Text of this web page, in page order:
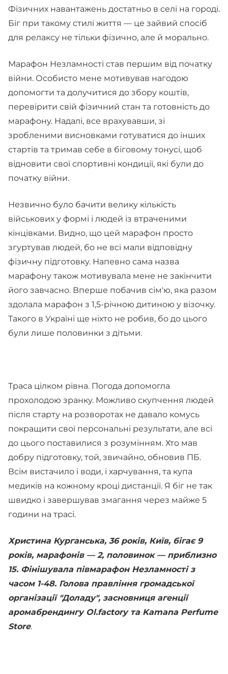
Фізичних навантажень достатньо в селі на городі.
Біг при такому стилі життя — це зайвий спосіб
для релаксу не тільки фізично, але й морально.
Марафон Незламності став першим від початку
війни. Особисто мене мотивував нагодою
допомогти та долучитися до збору коштів,
перевірити свій фізичний стан та готовність до
марафону. Надалі, все врахувавши, зі
зробленими висновками готуватися до інших
стартів та тримав себе в біговому тонусі, щоб
відновити свої спортивні кондиції, які були до
початку війни.
Незвично було бачити велику кількість
військових у формі і людей із втраченими
кінцівками. Видно, що цей марафон просто
згуртував людей, бо не всі мали відповідну
фізичну підготовку. Напевно сама назва
марафону також мотивувала мене не закінчити
його завчасно. Вперше побачив сім'ю, яка разом
здолала марафон з 1,5-річною дитиною у візочку.
Такого в Україні ще ніхто не робив, бо до цього
були лише половинки з дітьми.
Траса цілком рівна. Погода допомогла
прохолодою зранку. Можливо скупчення людей
після старту на розворотах не давало комусь
покращити свої персональні результати, але всі
до цього поставилися з розумінням. Хто мав
добру підготовку, той, звичайно, обновив ПБ.
Всім вистачило і води, і харчування, та купа
медиків на кожному кроці дистанції. Я біг не так
швидко і завершував змагання через майже 5
години на трасі.
Христина Курганська, 36 років, Київ, бігає 9
років, марафонів — 2, половинок — приблизно
15. Фінішувала півмарафон Незламності з
часом 1-48. Голова правління громадської
організації "Доладу", засновниця агенції
аромабрендингу Ol.factory та Kamana Perfume
Store.